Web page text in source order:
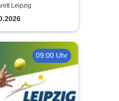
Leipzig
Leipzig
09:00 Uhr